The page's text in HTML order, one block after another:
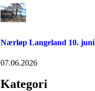
Nærløp Langeland 10. juni
07.06.2026
Kategori